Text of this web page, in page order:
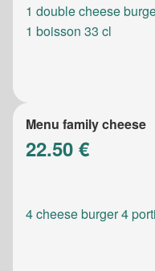
1 double cheese
1 boisson 33 cl
Menu family cheese
22.50 €
4 cheese burger 4